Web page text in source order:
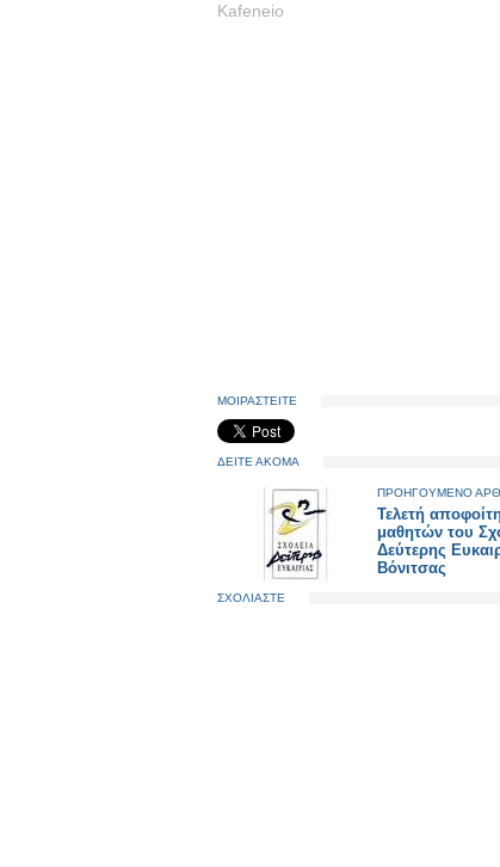
Kafeneio
ΜΟΙΡΑΣΤΕΙΤΕ
ΔΕΙΤΕ ΑΚΟΜΑ
ΠΡΟΗΓΟΥΜΕΝΟ
Τελετή
μαθητών του
Δεύτερης
Βόνιτσας
ΣΧΟΛΙΑΣΤΕ